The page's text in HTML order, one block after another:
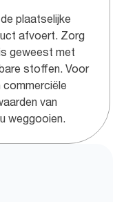
plaatselijke
afvoert. Zorg
geweest met
stoffen. Voor
commerciële
van
weggooien.